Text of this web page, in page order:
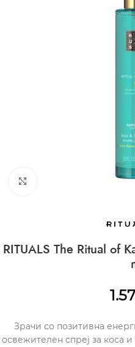
RITUALS The Ritual of
Зрачи со позитивна
освежителен спреј за коса